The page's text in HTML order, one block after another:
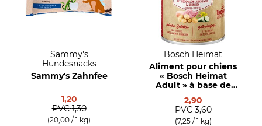
Sammy's
Hundesnacks
Sammy's Zahnfee
1,20
PVC 1,30
(20,00 / 1 kg)
Bosch Heimat
Aliment pour chiens
« Bosch Heimat
Adult » à base de
régionaux
2,90
PVC 3,60
(7,25 / 1 kg)